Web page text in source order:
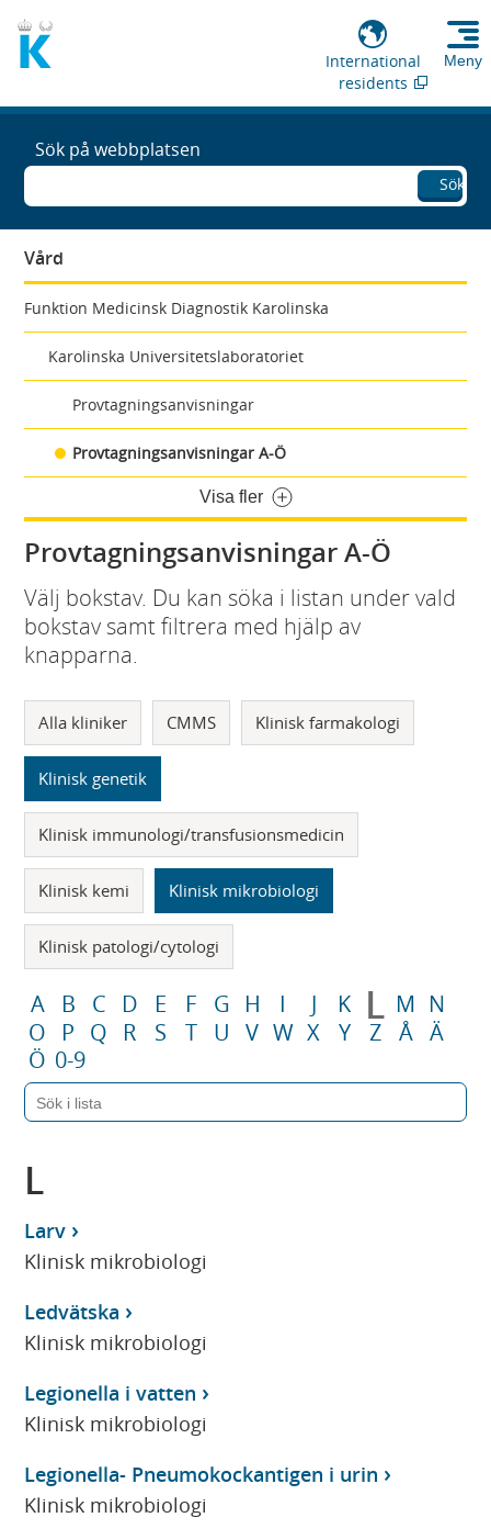
International
residents
Meny
Sök på webbplatsen
Sök
Vård
Funktion Medicinsk Diagnostik Karolinska
Karolinska Universitetslaboratoriet
Provtagningsanvisningar
Provtagningsanvisningar A-Ö
Visa fler
Provtagningsanvisningar A-Ö
Välj bokstav. Du kan söka i listan under vald
bokstav samt filtrera med hjälp av
knapparna.
Alla kliniker CMMS Klinisk farmakologi
Klinisk genetik
Klinisk immunologi/transfusionsmedicin
Klinisk kemi Klinisk mikrobiologi
Klinisk patologi/cytologi
A B C D E F G H I J K L M N
O
P Q R S T U V W X Y Z Å Ä
Ö 0-9
L
Larv
Klinisk mikrobiologi
Ledvätska
Klinisk mikrobiologi
Legionella i vatten
Klinisk mikrobiologi
Legionella- Pneumokockantigen i urin
Klinisk mikrobiologi